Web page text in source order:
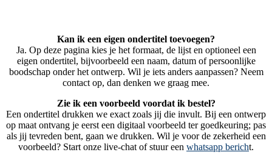
Kan ik een eigen ondertitel toevoegen?
Ja. Op deze pagina kies je het formaat, de lijst en optioneel een
eigen ondertitel, bijvoorbeeld een naam, datum of persoonlijke
boodschap onder het ontwerp. Wil je iets anders aanpassen? Neem
contact op, dan denken we graag mee.
Zie ik een voorbeeld voordat ik bestel?
Een ondertitel drukken we exact zoals jij die invult. Bij een ontwerp
op maat ontvang je eerst een digitaal voorbeeld ter goedkeuring; pas
als jij tevreden bent, gaan we drukken. Wil je voor de zekerheid een
voorbeeld? Start onze live-chat of stuur een whatsapp bericht.